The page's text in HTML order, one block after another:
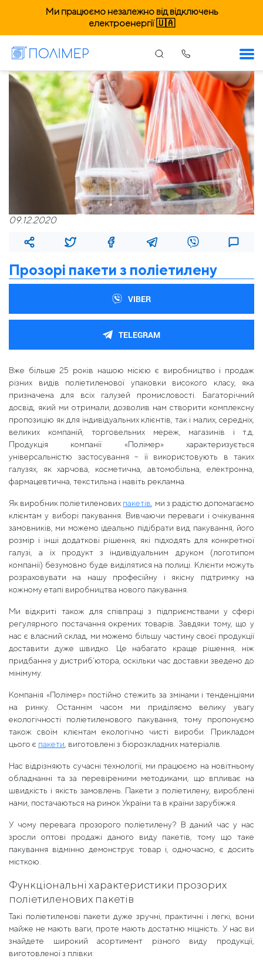
Ми працюємо незалежно від відключень
електроенергії 🇺🇦
09.12.2020
Прозорі пакети з поліетилену
VIBER
TELEGRAM
Вже більше 25 років нашою місією є виробництво і продаж
різних видів поліетиленової упаковки високого класу, яка
призначена для всіх галузей промисловості. Багаторічний
досвід, який ми отримали, дозволив нам створити комплексну
пропозицію як для індивідуальних клієнтів, так і малих, середніх,
великих компаній, торговельних мереж, магазинів і т.д.
Продукція компанії «Полімер» характеризується
універсальністю застосування – її використовують в таких
галузях, як харчова, косметична, автомобільна, електронна,
фармацевтична, текстильна і навіть рекламна.
Як виробник поліетиленових пакетів , ми з радістю допомагаємо
клієнтам у виборі пакування. Вивчаючи переваги і очікування
замовників, ми можемо ідеально підібрати вид пакування, його
розмір і інші додаткові рішення, які підходять для конкретної
галузі, а їх продукт з індивідуальним друком (логотипом
компанії) безумовно буде виділятися на полиці. Клієнти можуть
розраховувати на нашу професійну і якісну підтримку на
кожному етапі виробництва нового пакування.
Ми відкриті також для співпраці з підприємствами у сфері
регулярного постачання окремих товарів. Завдяки тому, що у
нас є власний склад, ми можемо більшу частину своєї продукції
доставити дуже швидко. Це набагато краще рішення, ніж
придбання у дистриб’ютора, оскільки час доставки зведено до
мінімуму.
Компанія «Полімер» постійно стежить за змінами і тенденціями
на ринку. Останнім часом ми приділяємо велику увагу
екологічності поліетиленового пакування, тому пропонуємо
також своїм клієнтам екологічно чисті вироби. Прикладом
цього є пакети , виготовлені з біорозкладних матеріалів.
Нас відрізняють сучасні технології, ми працюємо на новітньому
обладнанні та за перевіреними методиками, що впливає на
швидкість і якість замовлень. Пакети з поліетилену, вироблені
нами, постачаються на ринок України та в країни зарубіжжя.
У чому перевага прозорого поліетилену? В даний час у нас
зросли оптові продажі даного виду пакетів, тому що таке
пакування відмінно демонструє товар і, одночасно, є досить
місткою.
Функціональні характеристики прозорих
поліетиленових пакетів
Такі поліетиленові пакети дуже зручні, практичні і легкі, вони
майже не мають ваги, проте мають достатню міцність. У нас ви
знайдете широкий асортимент різного виду продукції,
виготовленої з плівки: